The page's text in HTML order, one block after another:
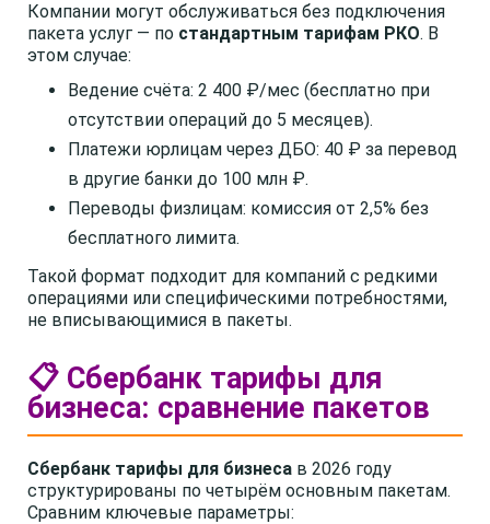
Компании могут обслуживаться без подключения
пакета услуг — по стандартным тарифам РКО. В
этом случае:
Ведение счёта: 2 400 ₽/мес (бесплатно при
отсутствии операций до 5 месяцев).
Платежи юрлицам через ДБО: 40 ₽ за перевод
в другие банки до 100 млн ₽.
Переводы физлицам: комиссия от 2,5% без
бесплатного лимита.
Такой формат подходит для компаний с редкими
операциями или специфическими потребностями,
не вписывающимися в пакеты.
📋 Сбербанк тарифы для
бизнеса: сравнение пакетов
Сбербанк тарифы для бизнеса в 2026 году
структурированы по четырём основным пакетам.
Сравним ключевые параметры: